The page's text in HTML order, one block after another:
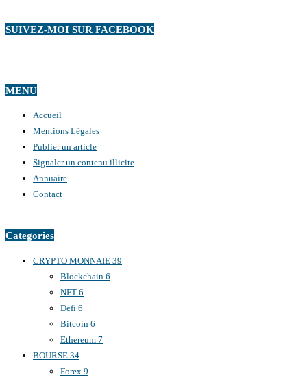
SUIVEZ-MOI SUR FACEBOOK
MENU
Accueil
Mentions Légales
Publier un article
Signaler un contenu illicite
Annuaire
Contact
Categories
CRYPTO MONNAIE 39
Blockchain 6
NFT 6
Defi 6
Bitcoin 6
Ethereum 7
BOURSE 34
Forex 9